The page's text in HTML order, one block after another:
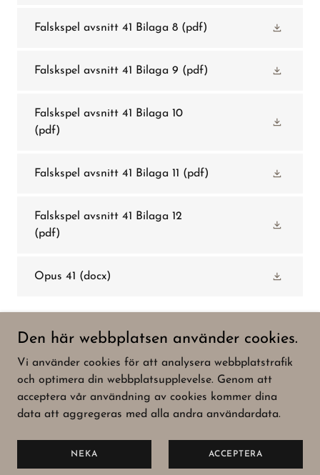
Falskspel avsnitt 41 Bilaga 8 (pdf)
Falskspel avsnitt 41 Bilaga 9 (pdf)
Falskspel avsnitt 41 Bilaga 10
(pdf)
Falskspel avsnitt 41 Bilaga 11 (pdf)
Falskspel avsnitt 41 Bilaga 12
(pdf)
Opus 41 (docx)
Copyright © 2022 FALSKSPEL.SE - Med ensamrätt-
Ansvarig utgivare: Hans Lindström
Den här webbplatsen använder cookies.
Vi använder cookies för att analysera webbplatstrafik
och optimera din webbplatsupplevelse. Genom att
acceptera vår användning av cookies kommer dina
data att aggregeras med alla andra användardata.
NEKA ACCEPTERA